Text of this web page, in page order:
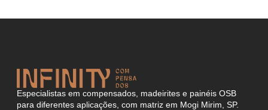
Especialistas em compensados, madeirites e painéis OSB
para diferentes aplicações, com matriz em Mogi Mirim, SP.